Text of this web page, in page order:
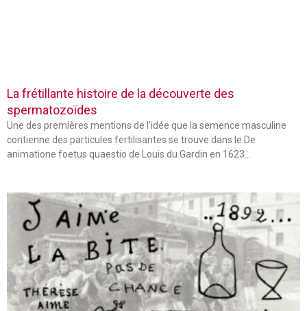
La frétillante histoire de la découverte des
spermatozoïdes
Une des premières mentions de l’idée que la semence masculine
contienne des particules fertilisantes se trouve dans le De
animatione foetus quaestio de Louis du Gardin en 1623…